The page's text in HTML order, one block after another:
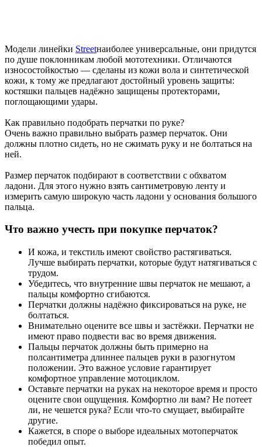
Модели линейки Streetнаиболее универсальные, они придутся
по душе поклонникам любой мототехники. Отличаются
износостойкостью — сделаны из кожи вола и синтетической
кожи, к тому же предлагают достойный уровень защиты:
костяшки пальцев надёжно защищены протекторами,
поглощающими удары.
Как правильно подобрать перчатки по руке?
Очень важно правильно выбрать размер перчаток. Они
должны плотно сидеть, но не сжимать руку и не болтаться на
ней.
Размер перчаток подбирают в соответствии с обхватом
ладони. Для этого нужно взять сантиметровую ленту и
измерить самую широкую часть ладони у основания большого
пальца.
Что важно учесть при покупке перчаток?
И кожа, и текстиль имеют свойство растягиваться.
Лучше выбирать перчатки, которые будут натягиваться с
трудом.
Убедитесь, что внутренние швы перчаток не мешают, а
пальцы комфортно сгибаются.
Перчатки должны надёжно фиксироваться на руке, не
болтаться.
Внимательно оцените все швы и застёжки. Перчатки не
имеют право подвести вас во время движения.
Пальцы перчаток должны быть примерно на
полсантиметра длиннее пальцев руки в разогнутом
положении. Это важное условие гарантирует
комфортное управление мотоциклом.
Оставьте перчатки на руках на некоторое время и просто
оцените свои ощущения. Комфортно ли вам? Не потеет
ли, не чешется рука? Если что-то смущает, выбирайте
другие.
Кажется, в споре о выборе идеальных мотоперчаток
победил опыт.